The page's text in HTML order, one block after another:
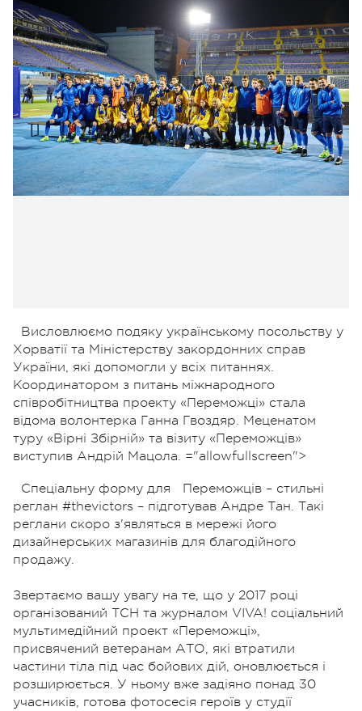
Висловлюємо подяку українському посольству у
Хорватії та Міністерству закордонних справ
України, які допомогли у всіх питаннях.
Координатором з питань міжнародного
співробітництва проекту «Переможці» стала
відома волонтерка Ганна Гвоздяр. Меценатом
туру «Вірні Збірній» та візиту «Переможців»
виступив Андрій Мацола. ="allowfullscreen">
Спеціальну форму для Переможців – стильні
реглан #thevictors – підготував Андре Тан. Такі
реглани скоро з'являться в мережі його
дизайнерських магазинів для благодійного
продажу.
Звертаємо вашу увагу на те, що у 2017 році
організований ТСН та журналом VIVA! соціальний
мультимедійний проект «Переможці»,
присвячений ветеранам АТО, які втратили
частини тіла під час бойових дій, оновлюється і
розширюється. У ньому вже задіяно понад 30
учасників, готова фотосесія героїв у студії